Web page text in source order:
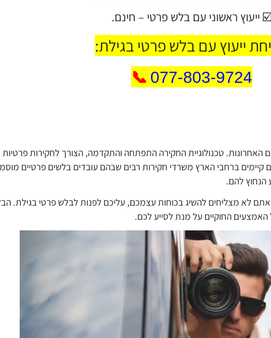
ייעוץ ראשוני עם בלש פרטי – חינם.
ייעוץ עם בלש פרטי בגילת:
077-803-9724
📞
טכנולוגיית החקירה התפתחה והתקדמה, הצורך לחקירות פרטיות
קיימים ברחבי הארץ משרדי חקירות רבים שבהם עובדים בלשים פרטיים
הנחוץ להם.
לא מצליחים להשיג בכוחות עצמכם, עליכם לפנות לבלש פרטי בגילת.
החוקיים על מנת לסייע לכם.